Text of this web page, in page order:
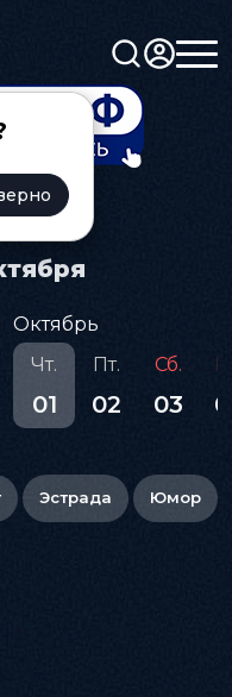
Октябрь
Чт.
01
Пт.
02
Сб.
03
Эстрада Юмор